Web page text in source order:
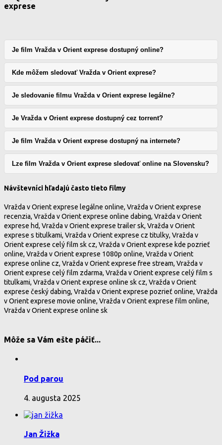
exprese
Je film Vražda v Orient exprese dostupný online?
Kde môžem sledovať Vražda v Orient exprese?
Je sledovanie filmu Vražda v Orient exprese legálne?
Je Vražda v Orient exprese dostupný cez torrent?
Je film Vražda v Orient exprese dostupný na internete?
Lze film Vražda v Orient exprese sledovať online na Slovensku?
Návštevníci hľadajú často tieto filmy
Vražda v Orient exprese legálne online, Vražda v Orient exprese
recenzia, Vražda v Orient exprese online dabing, Vražda v Orient
exprese hd, Vražda v Orient exprese trailer sk, Vražda v Orient
exprese s titulkami, Vražda v Orient exprese cz titulky, Vražda v
Orient exprese celý film sk cz, Vražda v Orient exprese kde pozrieť
online, Vražda v Orient exprese 1080p online, Vražda v Orient
exprese online cz, Vražda v Orient exprese free stream, Vražda v
Orient exprese celý film zdarma, Vražda v Orient exprese celý film s
titulkami, Vražda v Orient exprese online sk cz, Vražda v Orient
exprese český dabing, Vražda v Orient exprese pozrieť online, Vražda
v Orient exprese movie online, Vražda v Orient exprese film online,
Vražda v Orient exprese online sk
Môže sa Vám ešte páčiť...
Pod parou
4. augusta 2025
Jan Žižka